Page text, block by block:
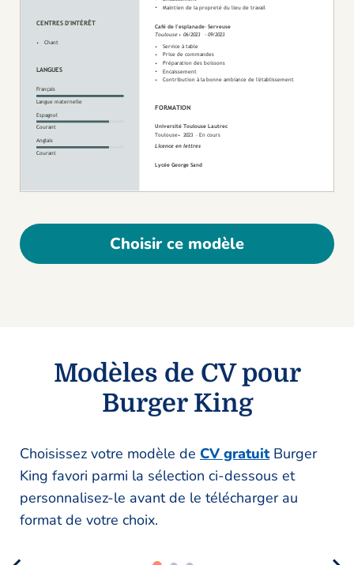
Choisir ce modèle
Modèles de CV pour
Burger King
Choisissez votre modèle de CV gratuitBurger
King favori parmi la sélection ci-dessous et
personnalisez-le avant de le télécharger au
format de votre choix.